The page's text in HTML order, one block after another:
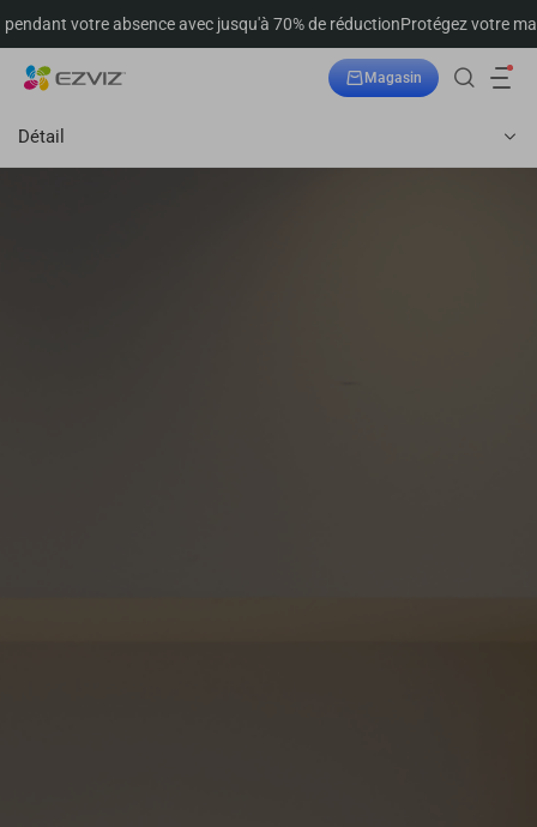
votre absence avec jusqu'à 70% de réductionProtégez votre
Magasin
Détail